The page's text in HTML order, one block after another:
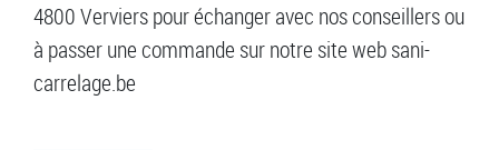
4800 Verviers pour échanger avec nos conseillers ou
à passer une commande sur notre site web sani-
carrelage.be